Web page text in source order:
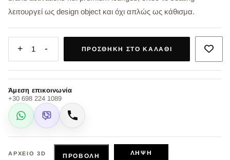
λειτουργεί ως design object και όχι απλώς ως κάθισμα.
+ 1 - ΠΡΟΣΘΉΚΗ ΣΤΟ ΚΑΛΆΘΙ
Άμεση επικοινωνία
+30 698 224 1089
WhatsApp
Viber Κλήση
ΑΡΧΕΊΟ 3D ΠΡΟΒΟΛΉ ΛΉΨΗ